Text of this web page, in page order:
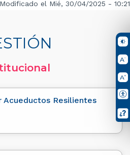
Modificado el Mié, 30/04/2025 - 10:21
Acueductos Resilientes